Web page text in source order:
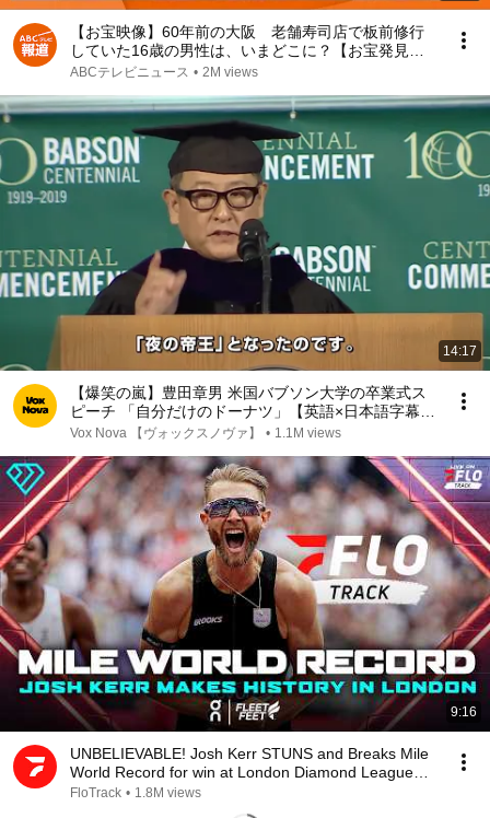
【お宝映像】60年前の大阪 老舗寿司店で板前修行
していた16歳の男性は、いまどこに？【お宝発見！
関西いまむかし】
ABCテレビニュース • 2M views
14:17
【爆笑の嵐】豊田章男 米国バブソン大学の卒業式ス
ピーチ 「自分だけのドーナツ」【英語×日本語字幕】
TOYOTA トヨタ自動車
Vox Nova 【ヴォックスノヴァ】 • 1.1M views
9:16
UNBELIEVABLE! Josh Kerr STUNS and Breaks Mile
World Record for win at London Diamond League
2026
FloTrack • 1.8M views